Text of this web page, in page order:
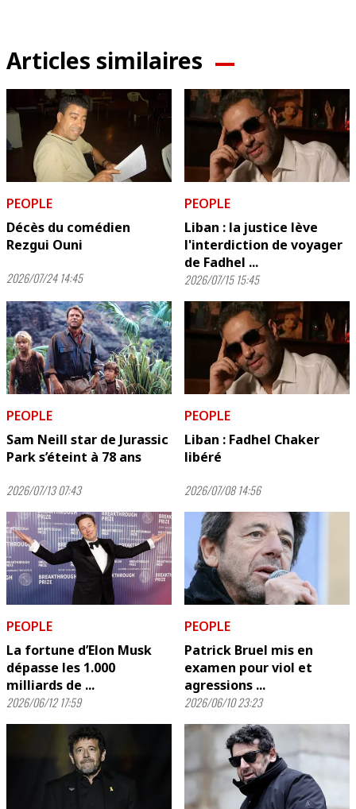
Articles similaires
PEOPLE
Décès du comédien
Rezgui Ouni
2026/07/24 14:45
PEOPLE
Liban : la justice lève
l'interdiction de voyager
de Fadhel ...
2026/07/15 15:45
PEOPLE
Sam Neill star de Jurassic
Park s’éteint à 78 ans
2026/07/13 07:43
PEOPLE
Liban : Fadhel Chaker
libéré
2026/07/08 14:56
PEOPLE
La fortune d’Elon Musk
dépasse les 1.000
milliards de ...
2026/06/12 17:59
PEOPLE
Patrick Bruel mis en
examen pour viol et
agressions ...
2026/06/10 23:23